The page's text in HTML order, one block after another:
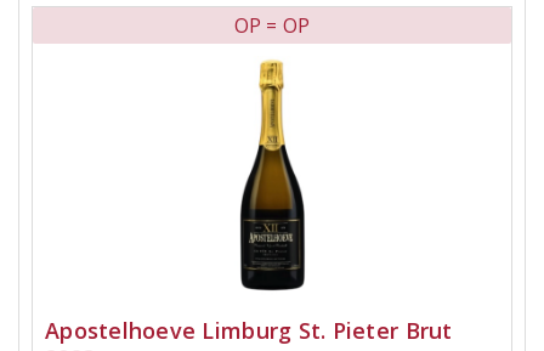
OP = OP
Apostelhoeve Limburg St. Pieter Brut